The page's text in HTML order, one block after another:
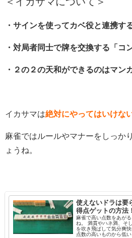
・サインを使ってカベ役と連携す
・対局者同士で牌を交換する「コ
・２の２の天和ができるのはマン
イカサマは絶対にやってはいけな
麻雀ではルールやマナーをしっか
ょうね。
使えないドラは要
得点ゲットの方法！
麻雀で高い点数をあが
ね。 満貫やハネ満、そ
を吹き飛ばして気分爽
点数の高いものから低